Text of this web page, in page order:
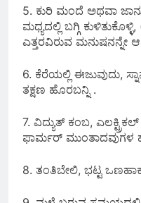
5. ಕುರಿ ಮಂದೆ ಅಥವಾ
ಮಧ್ಯದಲ್ಲಿ ಬಗ್ಗಿ
ಎತ್ತರವಿರುವ ಮನುಷನನ್ನೇ
6. ಕೆರೆಯಲ್ಲಿ ಈಜುವುದು,
ತಕ್ಷಣ ಹೊರಬನ್ನಿ .
7. ವಿದ್ಯುತ್ ಕಂಬ,
ಫಾರ್ಮರ್ ಮುಂತಾದವುಗಳ
8. ತಂತಿಬೇಲಿ, ಭಟ್ಟ